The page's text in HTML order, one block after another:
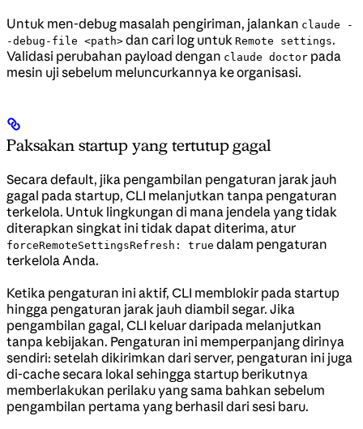
Untuk men-debug masalah pengiriman, jalankan claude -
-debug-file <path> dan cari log untuk Remote settings.
Validasi perubahan payload dengan claude doctor pada
mesin uji sebelum meluncurkannya ke organisasi.
Paksakan startup yang tertutup gagal
Secara default, jika pengambilan pengaturan jarak jauh
gagal pada startup, CLI melanjutkan tanpa pengaturan
terkelola. Untuk lingkungan di mana jendela yang tidak
diterapkan singkat ini tidak dapat diterima, atur
forceRemoteSettingsRefresh: true dalam pengaturan
terkelola Anda.
Ketika pengaturan ini aktif, CLI memblokir pada startup
hingga pengaturan jarak jauh diambil segar. Jika
pengambilan gagal, CLI keluar daripada melanjutkan
tanpa kebijakan. Pengaturan ini memperpanjang dirinya
sendiri: setelah dikirimkan dari server, pengaturan ini juga
di-cache secara lokal sehingga startup berikutnya
memberlakukan perilaku yang sama bahkan sebelum
pengambilan pertama yang berhasil dari sesi baru.